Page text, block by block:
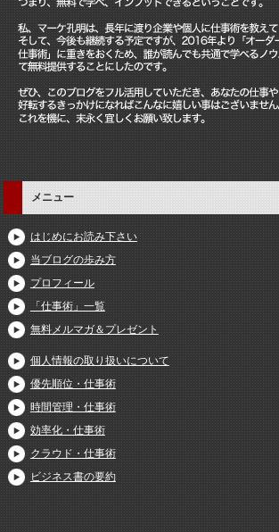
メニュー
はじめにお読み下さい
当ブログの歩み方
プロフィール
「仕事術」一覧
無料メルマガ＆プレゼント
個人情報の取り扱いについて
優先順位・仕事術
時間管理・仕事術
効率化・仕事術
クラウド・仕事術
ビジネス書の要約